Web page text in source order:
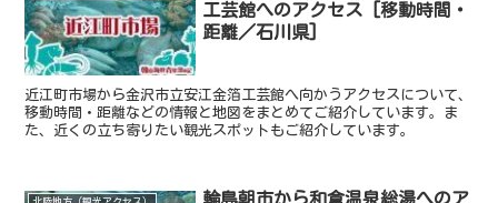
工芸館へのアクセス [移動時間・
距離／石川県]
近江町市場から金沢市立安江金箔工芸館へ向かうアクセスについて、
移動時間・距離などの情報と地図をまとめてご紹介しています。ま
た、近くの立ち寄りたい観光スポットもご紹介しています。
輪島朝市から和倉温泉総湯へのア